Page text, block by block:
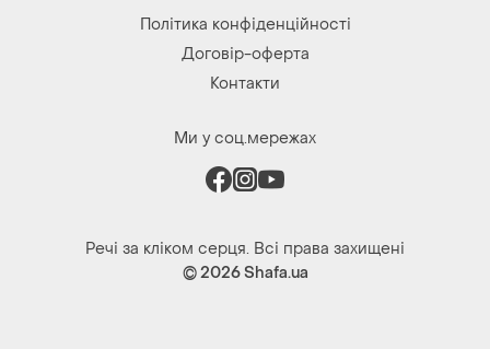
Ми у соц.мережах
Речі за кліком серця. Всі права захищені